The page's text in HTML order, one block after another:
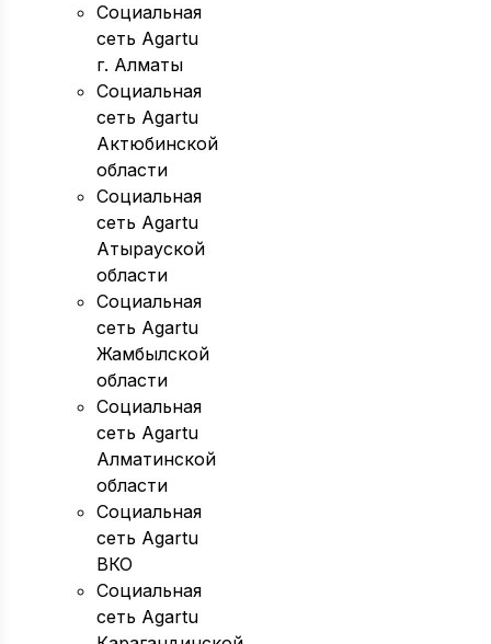
Социальная
сеть Agartu
г. Алматы
Социальная
сеть Agartu
Актюбинской
области
Социальная
сеть Agartu
Атырауской
области
Социальная
сеть Agartu
Жамбылской
области
Социальная
сеть Agartu
Алматинской
области
Социальная
сеть Agartu
ВКО
Социальная
сеть Agartu